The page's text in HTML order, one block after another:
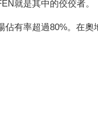
就是其中的佼佼者。
有率超過80%。在